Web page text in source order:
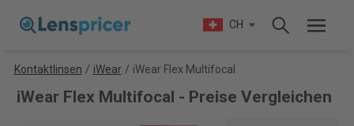
CH
Kontaktlinsen / iWear / iWear Flex Multifocal
iWear Flex Multifocal - Preise Vergleichen